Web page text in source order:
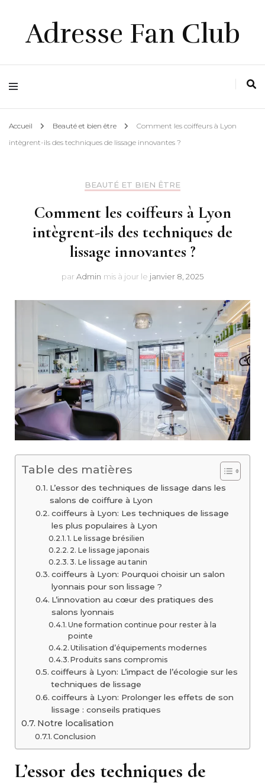
Adresse Fan Club
Accueil Beauté et bien être
Comment les coiffeurs à Lyon
intègrent-ils des techniques de lissage innovantes ?
BEAUTÉ ET BIEN ÊTRE
Comment les coiffeurs à Lyon
intègrent-ils des techniques de
lissage innovantes ?
par Admin mis à jour le janvier 8, 2025
Table des matières
L’essor des techniques de lissage dans les
salons de coiffure à Lyon
coiffeurs à Lyon: Les techniques de lissage
les plus populaires à Lyon
1. Le lissage brésilien
2. Le lissage japonais
3. Le lissage au tanin
coiffeurs à Lyon: Pourquoi choisir un salon
lyonnais pour son lissage ?
L’innovation au cœur des pratiques des
salons lyonnais
Une formation continue pour rester à la
pointe
Utilisation d’équipements modernes
Produits sans compromis
coiffeurs à Lyon: L’impact de l’écologie sur les
techniques de lissage
coiffeurs à Lyon: Prolonger les effets de son
lissage : conseils pratiques
Notre localisation
Conclusion
L’essor des techniques de